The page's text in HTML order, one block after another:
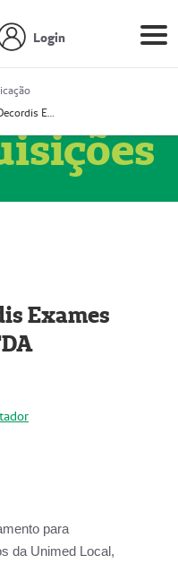
Login
Prestador Decordis Exames Cardiológicos LTDA (51004347-4)
Exames
para
da Unimed Local,